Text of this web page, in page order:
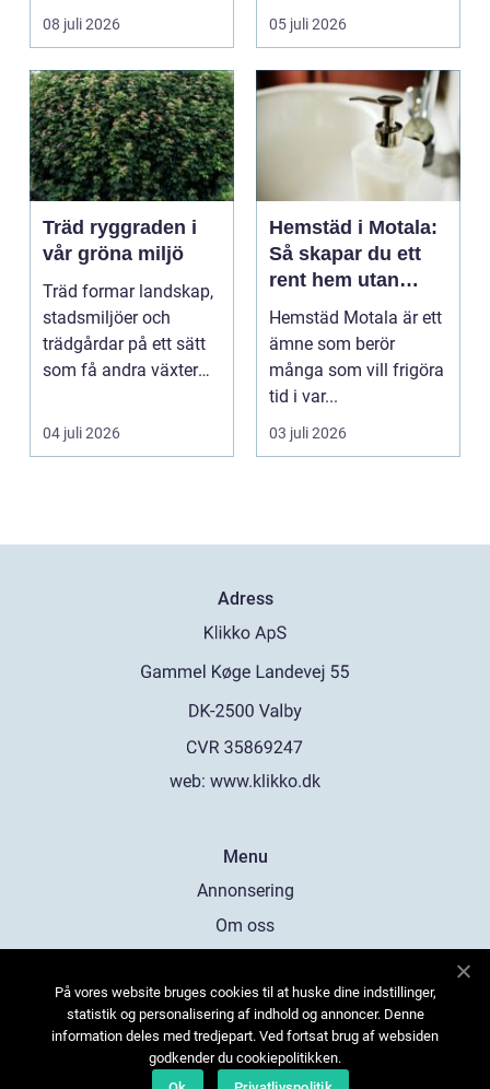
ekonomi i samma p...
08 juli 2026 05 juli 2026
Träd ryggraden i
vår gröna miljö
Träd formar landskap,
stadsmiljöer och
trädgårdar på ett sätt
som få andra växter
04 juli 2026
Hemstäd i Motala:
Så skapar du ett
rent hem utan
stress
Hemstäd Motala är ett
ämne som berör
många som vill frigöra
tid i var...
03 juli 2026
Adress
web: www.klikko.dk
Menu
Annonsering
Om oss
Kontakta oss
Sitemap
På vores website bruges cookies til at huske dine indstillinger,
statistik og personalisering af indhold og annoncer. Denne
information deles med tredjepart. Ved fortsat brug af websiden
godkender du cookiepolitikken.